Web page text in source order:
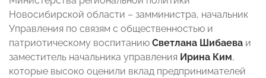
Новосибирской области – замминистра, начальник
Управления по связям с общественностью и
патриотическому воспитанию Светлана Шибаева и
заместитель начальника управления Ирина Ким,
которые высоко оценили вклад предпринимателей